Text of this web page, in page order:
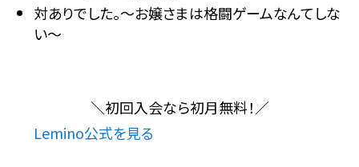
対ありでした。～お嬢さまは格闘ゲームなんてしな
い～
＼初回入会なら初月無料！ ／
Lemino公式を見る